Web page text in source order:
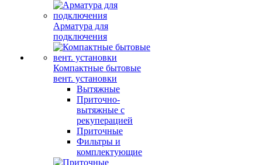
Арматура для
подключения
Компактные бытовые
вент. установки
Вытяжные
Приточно-
вытяжные с
рекуперацией
Приточные
Фильтры и
комплектующие